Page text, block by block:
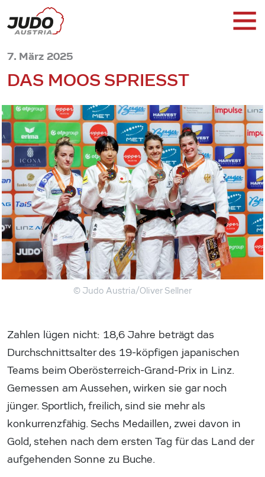
7. März 2025
DAS MOOS SPRIESST
© Judo Austria/Oliver Sellner
Zahlen lügen nicht: 18,6 Jahre beträgt das
Durchschnittsalter des 19-köpfigen japanischen
Teams beim Oberösterreich-Grand-Prix in Linz.
Gemessen am Aussehen, wirken sie gar noch
jünger. Sportlich, freilich, sind sie mehr als
konkurrenzfähig. Sechs Medaillen, zwei davon in
Gold, stehen nach dem ersten Tag für das Land der
aufgehenden Sonne zu Buche.